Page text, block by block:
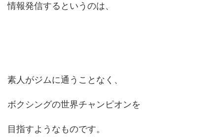
情報発信するというのは、
素人がジムに通うことなく、
ボクシングの世界チャンピオンを
目指すようなものです。